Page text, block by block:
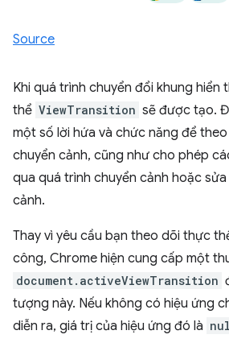
Source
Khi quá trình chuyển đổi khung
thể ViewTransition sẽ được tạo.
một số lời hứa và chức năng để
chuyển cảnh, cũng như cho phép
qua quá trình chuyển cảnh hoặc
cảnh.
Thay vì yêu cầu bạn theo dõi thực
công, Chrome hiện cung cấp một
document.activeViewTransition
tượng này. Nếu không có hiệu ứng
diễn ra, giá trị của hiệu ứng đó là